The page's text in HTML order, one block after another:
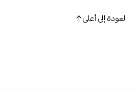
العودة إلى أعلى